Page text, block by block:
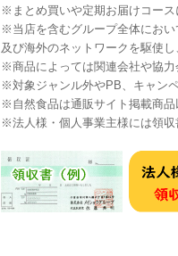
※まとめ買いや定期お届けコース
※ 当店を含むグループ全体にお
及び海外のネットワークを駆使
※商品によっては関連会社や協
※対象ジャンル外やPB、キャンペ
※自然食品は通販サイト掲載商品
※法人様・個人事業主様には領